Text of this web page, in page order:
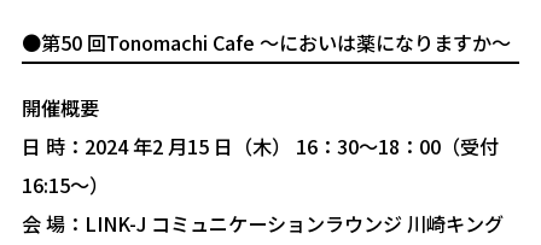
●第50 回Tonomachi Cafe 〜においは薬になりますか〜
開催概要
⽇ 時：2024 年2 ⽉15 ⽇（⽊） 16：30〜18：00（受付
16:15〜）
会 場：LINK-J コミュニケーションラウンジ 川崎キング